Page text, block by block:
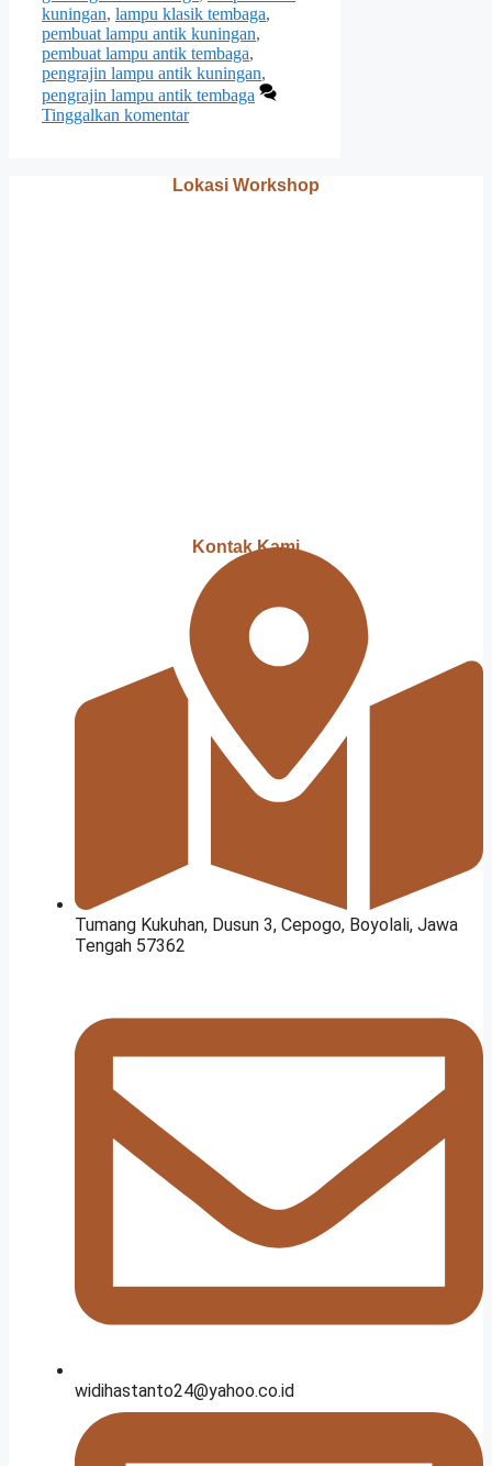
kuningan, lampu klasik tembaga,
pembuat lampu antik kuningan,
pembuat lampu antik tembaga,
pengrajin lampu antik kuningan,
pengrajin lampu antik tembaga
Tinggalkan komentar
Lokasi Workshop
Kontak Kami
Tumang Kukuhan, Dusun 3, Cepogo, Boyolali, Jawa
Tengah 57362
widihastanto24@yahoo.co.id